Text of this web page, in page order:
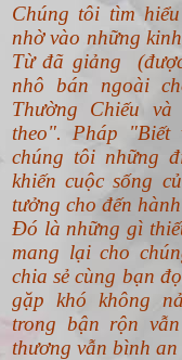
Chúng tôi tìm
nhờ vào những
Từ đã giảng
nhô bán ngoài
Thường Chiếu
theo". Pháp "Biết
chúng tôi những
khiến cuộc sống
tưởng cho đến
Đó là những gì
mang lại cho
chia sẻ cùng bạn
gặp khó không
trong bận rộn
thương vẫn bình